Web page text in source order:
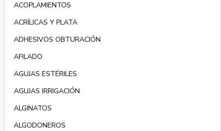
ACOPLAMIENTOS
ACRÍLICAS Y PLATA
ADHESIVOS OBTURACIÓN
AFILADO
AGUJAS ESTÉRILES
AGUJAS IRRIGACIÓN
ALGINATOS
ALGODONEROS